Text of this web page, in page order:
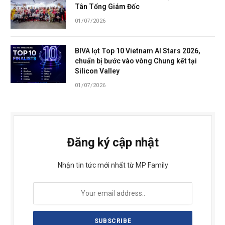
Tân Tổng Giám Đốc
01/07/2026
BIVA lọt Top 10 Vietnam AI Stars 2026,
chuẩn bị bước vào vòng Chung kết tại
Silicon Valley
01/07/2026
Đăng ký cập nhật
Nhận tin tức mới nhất từ MP Family